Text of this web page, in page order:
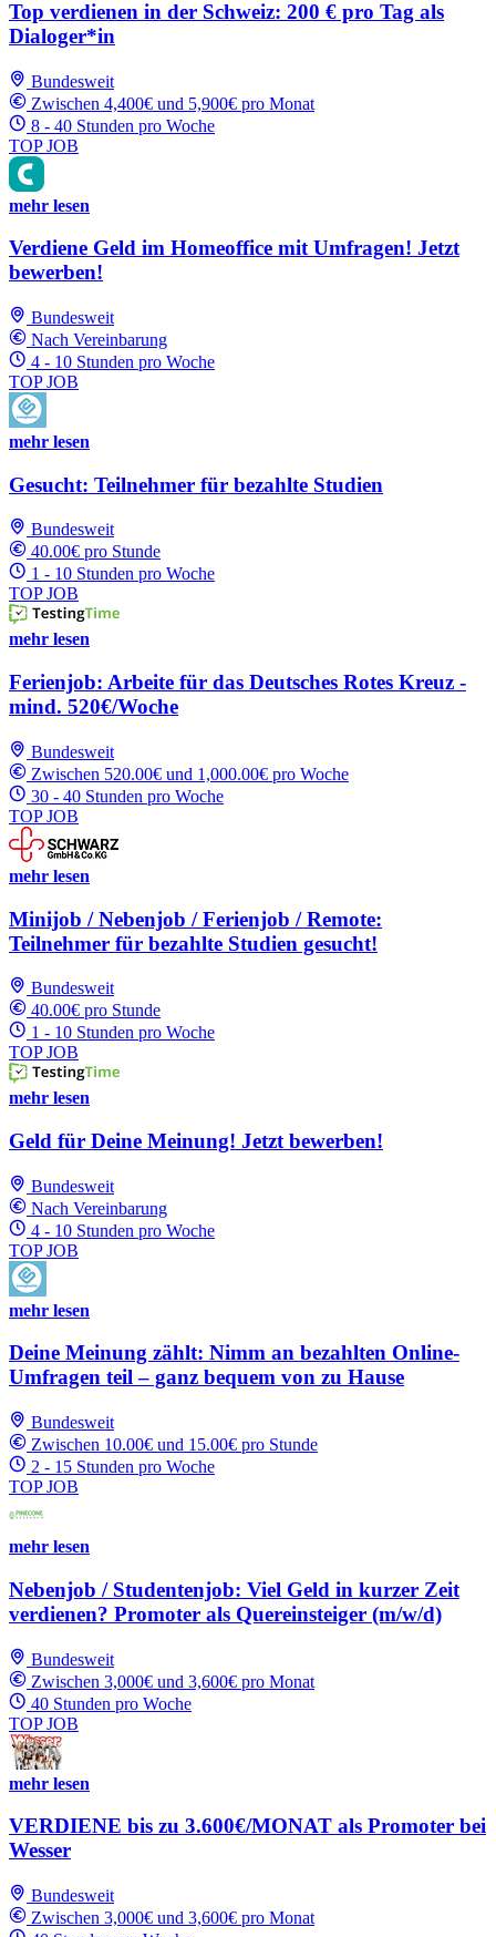
Top verdienen in der Schweiz: 200 € pro Tag als
Dialoger*in
Bundesweit
Zwischen 4,400€ und 5,900€ pro Monat
8 - 40 Stunden pro Woche
TOP JOB
mehr lesen
Verdiene Geld im Homeoffice mit Umfragen! Jetzt
bewerben!
Bundesweit
Nach Vereinbarung
4 - 10 Stunden pro Woche
TOP JOB
mehr lesen
Gesucht: Teilnehmer für bezahlte Studien
Bundesweit
40.00€ pro Stunde
1 - 10 Stunden pro Woche
TOP JOB
mehr lesen
Ferienjob: Arbeite für das Deutsches Rotes Kreuz -
mind. 520€/Woche
Bundesweit
Zwischen 520.00€ und 1,000.00€ pro Woche
30 - 40 Stunden pro Woche
TOP JOB
mehr lesen
Minijob / Nebenjob / Ferienjob / Remote:
Teilnehmer für bezahlte Studien gesucht!
Bundesweit
40.00€ pro Stunde
1 - 10 Stunden pro Woche
TOP JOB
mehr lesen
Geld für Deine Meinung! Jetzt bewerben!
Bundesweit
Nach Vereinbarung
4 - 10 Stunden pro Woche
TOP JOB
mehr lesen
Deine Meinung zählt: Nimm an bezahlten Online-
Umfragen teil – ganz bequem von zu Hause
Bundesweit
Zwischen 10.00€ und 15.00€ pro Stunde
2 - 15 Stunden pro Woche
TOP JOB
mehr lesen
Nebenjob / Studentenjob: Viel Geld in kurzer Zeit
verdienen? Promoter als Quereinsteiger (m/w/d)
Bundesweit
Zwischen 3,000€ und 3,600€ pro Monat
40 Stunden pro Woche
TOP JOB
mehr lesen
VERDIENE bis zu 3.600€/MONAT als Promoter bei
Wesser
Bundesweit
Zwischen 3,000€ und 3,600€ pro Monat